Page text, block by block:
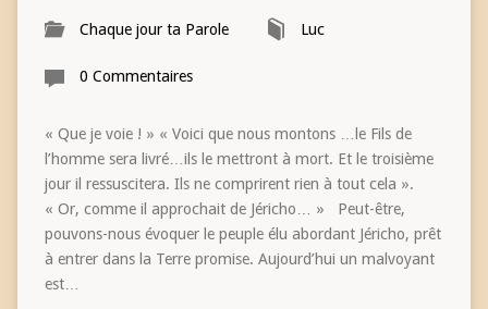
Chaque jour ta Parole Luc
0 Commentaires
« Que je voie ! » « Voici que nous montons …le Fils de
l’homme sera livré…ils le mettront à mort. Et le troisième
jour il ressuscitera. Ils ne comprirent rien à tout cela ».
« Or, comme il approchait de Jéricho… » Peut-être,
pouvons-nous évoquer le peuple élu abordant Jéricho, prêt
à entrer dans la Terre promise. Aujourd’hui un malvoyant
est…